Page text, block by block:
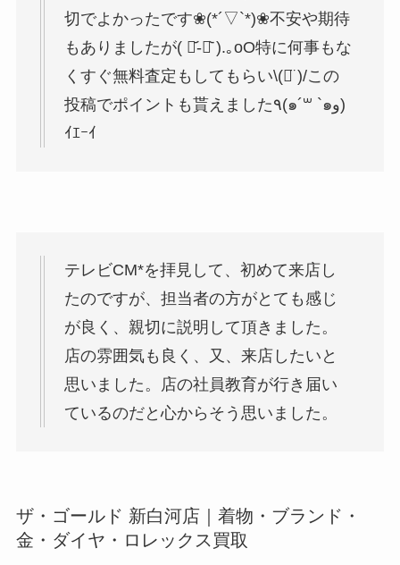
切でよかったです❀(*´▽`*)❀不安や期待
もありましたが( ･᷄-･᷅ ).｡oO特に何事もな
くすぐ無料査定もしてもらい‪\(ᯅ̈ )/‬この
投稿でポイントも貰えました٩(๑´꒳ `๑و)
ｲｴｰｲ
テレビCM*を拝見して、初めて来店し
たのですが、担当者の方がとても感じ
が良く、親切に説明して頂きました。
店の雰囲気も良く、又、来店したいと
思いました。店の社員教育が行き届い
ているのだと心からそう思いました。
ザ・ゴールド 新白河店｜着物・ブランド・
金・ダイヤ・ロレックス買取